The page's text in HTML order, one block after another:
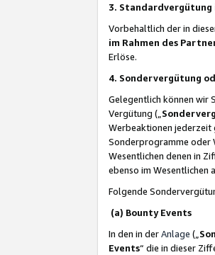
3. Standardvergütung
Vorbehaltlich der in
im Rahmen des
Erlöse.
4. Sondervergütung
Gelegentlich können wir
Vergütung („
Werbeaktionen jederzeit
Sonderprogramme oder
Wesentlichen denen in
ebenso im
Folgende
(a) Bounty Events
In den in derAnlage („
Events“ die in dieser